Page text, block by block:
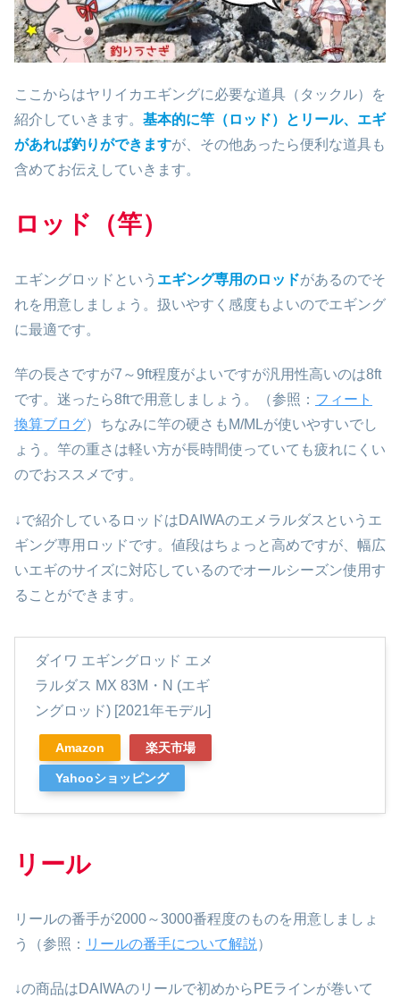
ここからはヤリイカエギングに必要な道具（タックル）を
紹介していきます。 基本的に竿（ロッド）とリール、エギ
があれば釣りができますが、その他あったら便利な道具も
含めてお伝えしていきます。
ロッド（竿）
エギングロッドという エギング専用のロッドがあるのでそ
れを用意しましょう。扱いやすく感度もよいのでエギング
に最適です。
竿の長さですが7～9ft程度がよいですが汎用性高いのは8ft
です。迷ったら8ftで用意しましょう。（参照： フィート
換算ブログ）ちなみに竿の硬さもM/MLが使いやすいでし
ょう。竿の重さは軽い方が長時間使っていても疲れにくい
のでおススメです。
↓で紹介しているロッドはDAIWAのエメラルダスというエ
ギング専用ロッドです。値段はちょっと高めですが、幅広
いエギのサイズに対応しているのでオールシーズン使用す
ることができます。
ダイワ エギングロッド エメ
ラルダス MX 83M・N (エギ
ングロッド) [2021年モデル]
Amazon 楽天市場
Yahooショッピング
リール
リールの番手が2000～3000番程度のものを用意しましょ
う（参照： リールの番手について解説 ）
↓の商品はDAIWAのリールで初めからPEラインが巻いて